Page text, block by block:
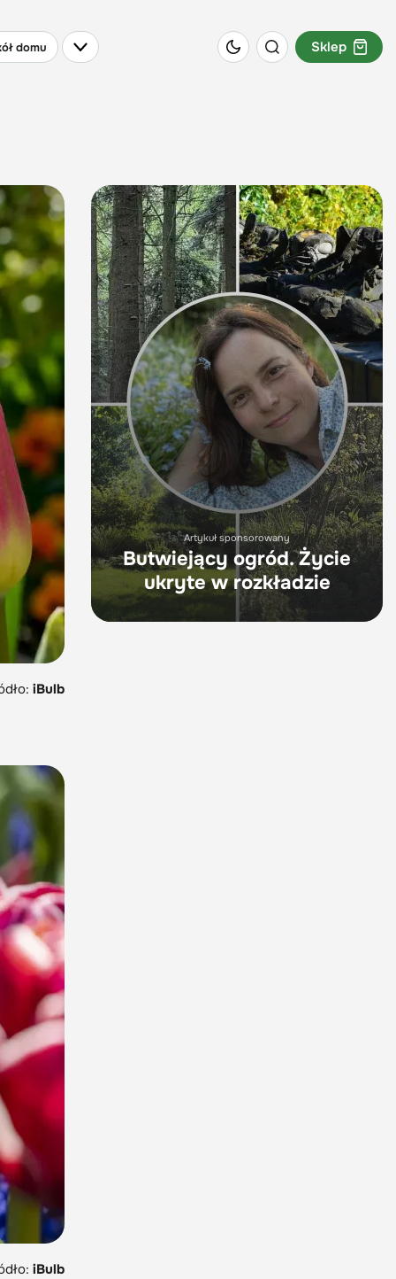
domu Sklep
iBulb
iBulb
Artykuł sponsorowany
Butwiejący ogród. Życie
ukryte w rozkładzie